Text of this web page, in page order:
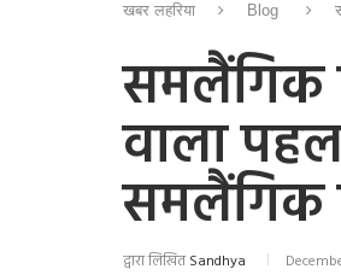
खबर लहरिया Blog
समलैंगिक
वाला
समलैंगिक
द्वारा लिखितSandhya